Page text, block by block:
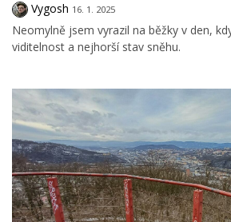
Vygosh 16. 1. 2025
Neomylně jsem vyrazil na běžky v den,
viditelnost a nejhorší stav sněhu.